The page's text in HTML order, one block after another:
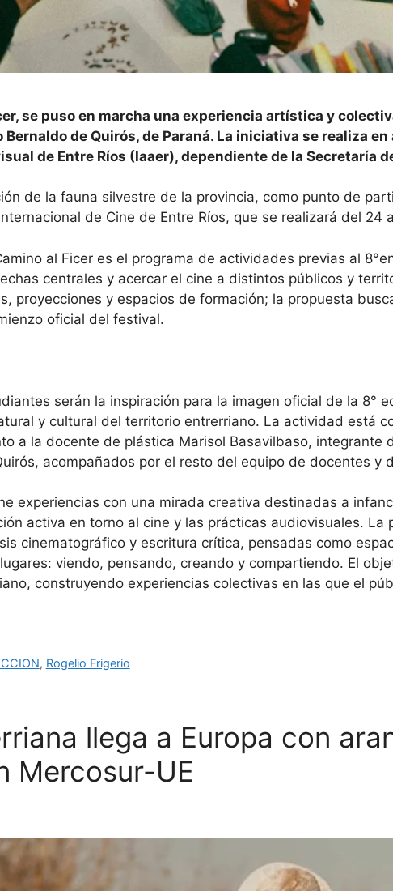
se puso en marcha una experiencia artística y
Bernaldo de Quirós, de Paraná. La iniciativa se realiza
de Entre Ríos (Iaaer), dependiente de la Secretaría
de la fauna silvestre de la provincia, como punto de
de Cine de Entre Ríos, que se realizará del 24
al Ficer es el programa de actividades previas al
centrales y acercar el cine a distintos públicos y
proyecciones y espacios de formación; la propuesta
oficial del festival.
serán la inspiración para la imagen oficial de la 8°
y cultural del territorio entrerriano. La actividad está
a la docente de plástica Marisol Basavilbaso, integrante
acompañados por el resto del equipo de docentes y
experiencias con una mirada creativa destinadas a
activa en torno al cine y las prácticas audiovisuales. La
cinematográfico y escritura crítica, pensadas como
viendo, pensando, creando y compartiendo. El
construyendo experiencias colectivas en las que el
, Rogelio Frigerio
llega a Europa con
Mercosur-UE